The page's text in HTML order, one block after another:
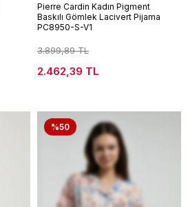
Pierre Cardin Kadın Pigment
Baskılı Gömlek Lacivert Pijama
PC8950-S-V1
3.899,89 TL
2.462,39 TL
%50